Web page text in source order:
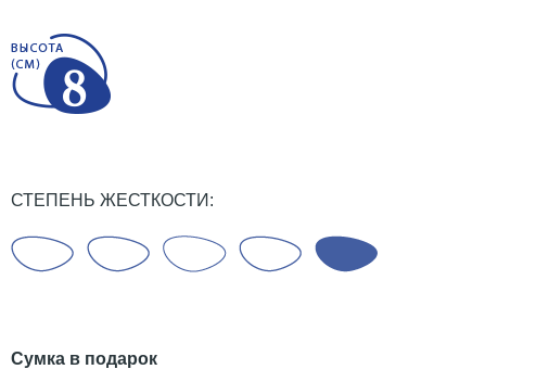
СТЕПЕНЬ ЖЕСТКОСТИ:
Сумка в подарок